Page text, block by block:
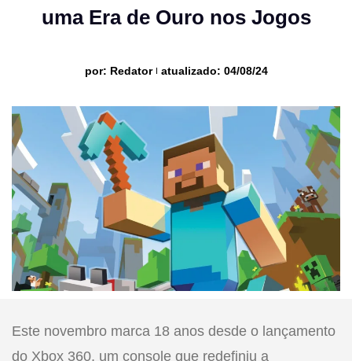
uma Era de Ouro nos Jogos
por: Redator atualizado: 04/08/24
Este novembro marca 18 anos desde o lançamento
do Xbox 360, um console que redefiniu a